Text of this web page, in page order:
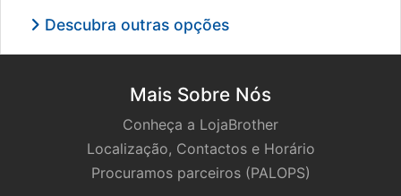
Descubra outras opções
Mais Sobre Nós
Conheça a LojaBrother
Localização, Contactos e Horário
Procuramos parceiros (PALOPS)